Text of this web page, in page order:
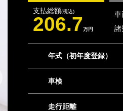
支払総額(税込)
206.7万円
車
諸
年式（初年度登録）
車検
走行距離